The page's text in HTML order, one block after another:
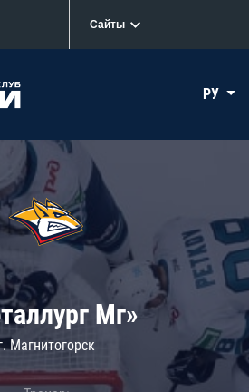
Сайты
РУ
Мг»
Магнитогорск